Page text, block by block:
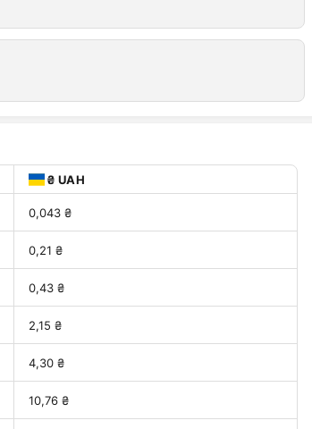
₴ UAH
0,043 ₴
0,21 ₴
0,43 ₴
2,15 ₴
4,30 ₴
10,76 ₴